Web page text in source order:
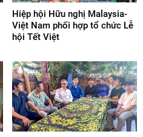
Hiệp hội Hữu nghị Malaysia-
Việt Nam phối hợp tổ chức Lễ
hội Tết Việt